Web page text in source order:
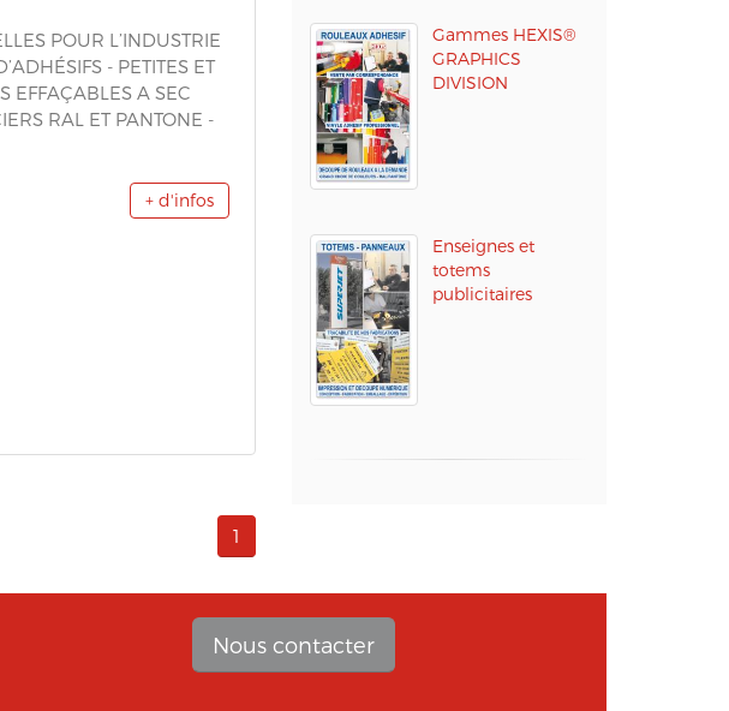
POUR L’INDUSTRIE
- PETITES ET
EFFAÇABLES A SEC
RAL ET PANTONE -
+ d'infos
1
Gammes HEXIS®
GRAPHICS
DIVISION
Enseignes et
totems
publicitaires
Nous contacter